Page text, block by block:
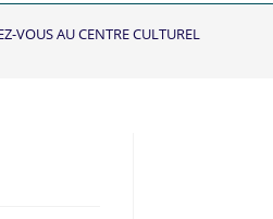
VOUS AU CENTRE CULTUREL